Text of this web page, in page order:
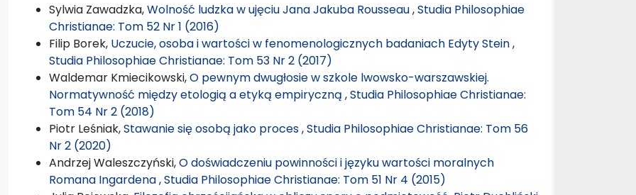
Sylwia Zawadzka,Wolność ludzka w ujęciu Jana Jakuba Rousseau,Studia Philosophiae
Christianae: Tom 52 Nr 1 (2016)
Filip Borek, Uczucie, osoba i wartości w fenomenologicznych badaniach Edyty Stein,
Studia Philosophiae Christianae: Tom 53 Nr 2 (2017)
Waldemar Kmiecikowski,O pewnym dwugłosie w szkole lwowsko-warszawskiej.
Normatywność między etologią a etyką empiryczną ,Studia Philosophiae Christianae:
Tom 54 Nr 2 (2018)
Piotr Leśniak,Stawanie się osobą jako proces,Studia Philosophiae Christianae: Tom 56
Nr 2 (2020)
Andrzej Waleszczyński,O doświadczeniu powinności i języku wartości moralnych
Romana Ingardena,Studia Philosophiae Christianae: Tom 51 Nr 4 (2015)